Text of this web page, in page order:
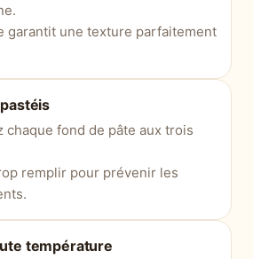
garantit une texture parfaitement
chaque fond de pâte aux trois
remplir pour prévenir les
température